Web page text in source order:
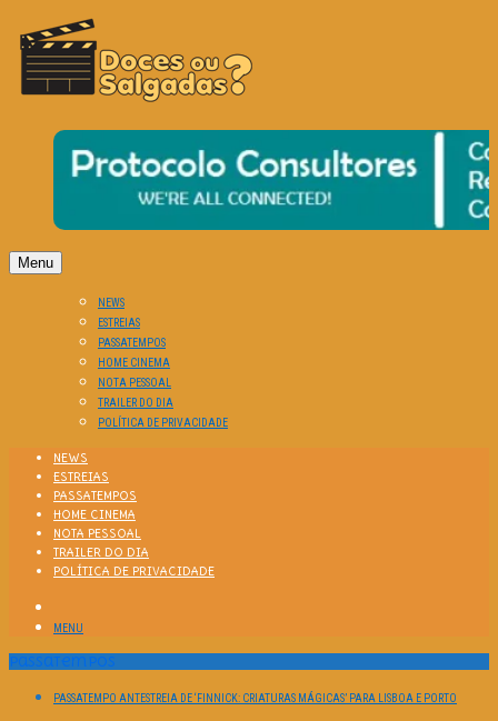
DOCES OU SALGADAS?
O Cinema? Uma Paixão!!
Menu
NEWS
ESTREIAS
PASSATEMPOS
HOME CINEMA
NOTA PESSOAL
TRAILER DO DIA
POLÍTICA DE PRIVACIDADE
NEWS
ESTREIAS
PASSATEMPOS
HOME CINEMA
NOTA PESSOAL
TRAILER DO DIA
POLÍTICA DE PRIVACIDADE
MENU
Passatempos
PASSATEMPO ANTESTREIA DE ‘FINNICK: CRIATURAS MÁGICAS’ PARA LISBOA E PORTO